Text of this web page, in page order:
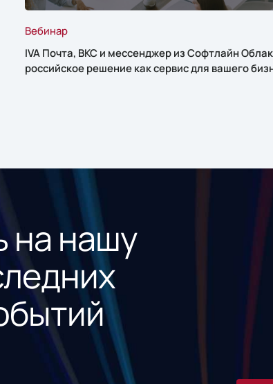
Вебинар
IVA Почта, ВКС и мессенджер из Софтлайн
российское решение как сервис для вашего
на нашу